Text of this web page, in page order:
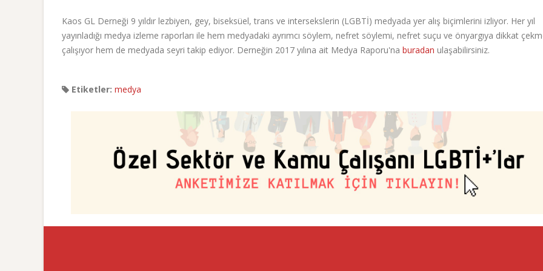
Kaos GL Derneği 9 yıldır lezbiyen, gey, biseksüel, trans ve intersekslerin (LGBTİ) medyada yer alış biçimlerini izliyor. Her yıl
yayınladığı medya izleme raporları ile hem medyadaki ayrımcı söylem, nefret söylemi, nefret suçu ve önyargıya dikkat
çalışıyor hem de medyada seyri takip ediyor. Derneğin 2017 yılına ait Medya Raporu'na buradan ulaşabilirsiniz.
Etiketler: medya